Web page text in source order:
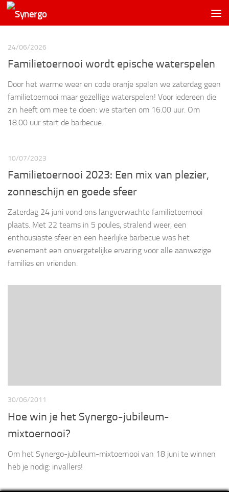
24/06/2026
Familietoernooi wordt epische waterspelen
Door het warme weer en code oranje spelen we zaterdag geen
familietoernooi maar gezellige waterspelen! Voor iedereen die
zin heeft om mee te doen: we starten om 16.00 uur. Om
18.00 uur start de barbecue.
10/07/2023
Familietoernooi 2023: Een mix van plezier,
zonneschijn en goede sfeer
Zaterdag 24 juni vond ons langverwachte familietoernooi
plaats. Met 22 teams in 5 poules, stralend weer, een
enthousiaste sfeer en een heerlijke barbecue was het
evenement een onvergetelijke ervaring voor alle aanwezige
families en vrienden.
30/06/2011
Hoe win je het Synergo-jubileum-
mixtoernooi?
Om het Synergo-jubileum-mixtoernooi van 18 juni te winnen
heb je nodig: invallers!